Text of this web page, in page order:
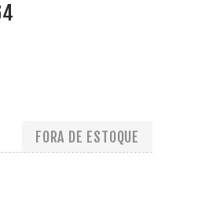
FORA DE ESTOQUE